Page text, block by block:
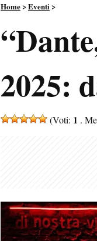
Home>Eventi>
2025:
(Voti: 1 .